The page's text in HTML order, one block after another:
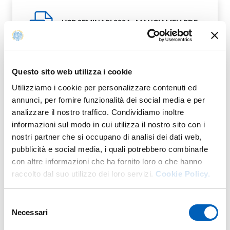
Questo sito web utilizza i cookie
Utilizziamo i cookie per personalizzare contenuti ed
annunci, per fornire funzionalità dei social media e per
analizzare il nostro traffico. Condividiamo inoltre
informazioni sul modo in cui utilizza il nostro sito con i
nostri partner che si occupano di analisi dei dati web,
pubblicità e social media, i quali potrebbero combinarle
con altre informazioni che ha fornito loro o che hanno
raccolto dal suo utilizzo dei loro servizi. Cookie Policy.
delNecessari
UCB SEMINARI 2024 - MANGIAMELI.PDF
PDF
LOCANDINA LEZIONE INAUGURALE A.A.
2024_2025.PDF
PDF DEF. VOLPATO_13SETTEMBRE.PDF